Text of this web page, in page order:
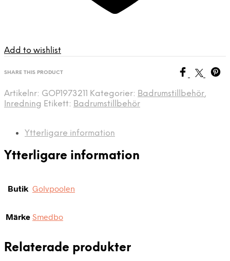
Add to wishlist
SHARE THIS PRODUCT
Artikelnr: GOP1973211 Kategorier: Badrumstillbehör,
Inredning Etikett: Badrumstillbehör
Ytterligare information
Ytterligare information
Butik Golvpoolen
Märke Smedbo
Relaterade produkter